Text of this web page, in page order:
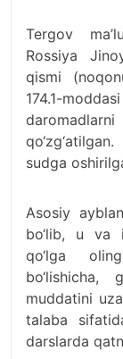
Tergov
Rossiya
qismi
174.1-
sudga
Asosiy
bo‘lib, u va
qo‘lga
bo‘lishicha,
muddatini
talaba
darslarda